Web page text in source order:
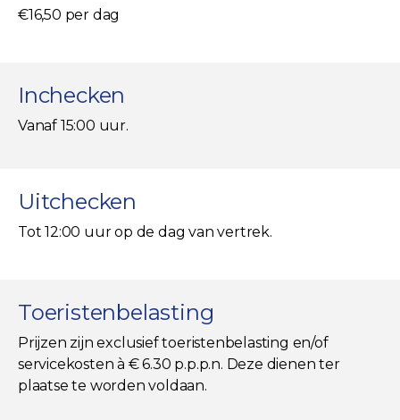
€16,50 per dag
Inchecken
Vanaf 15:00 uur.
Uitchecken
Tot 12:00 uur op de dag van vertrek.
Toeristenbelasting
Prijzen zijn exclusief toeristenbelasting en/of
servicekosten à € 6.30 p.p.p.n. Deze dienen ter
plaatse te worden voldaan.